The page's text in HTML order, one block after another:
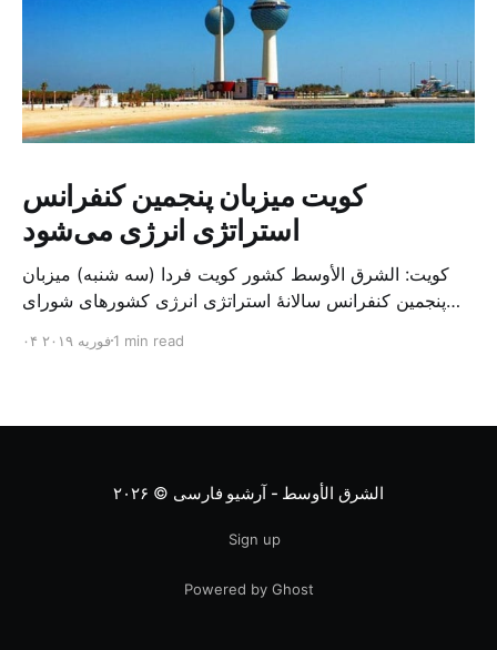
کویت میزبان پنجمین کنفرانس
استراتژی انرژی می‌شود
کویت: الشرق الأوسط کشور کویت فردا (سه شنبه) میزبان
پنجمین کنفرانس سالانهٔ استراتژی انرژی کشورهای شورای
متخصص از شرکت‌های جهانی نفت و گاز در این کنفرانس
۰۴ فوریه ۲۰۱۹1 min read
الشرق الأوسط - آرشیو فارسی © ۲۰۲۶
Sign up
Powered by Ghost